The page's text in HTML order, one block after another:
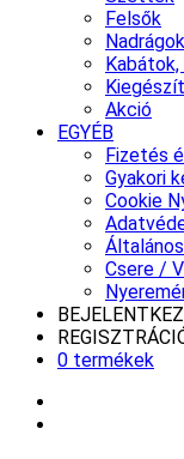
Felsők
Kabátok,
Akció
EGYÉB
Fizetés
Gyakori
Cookie
Csere /
0 termékek